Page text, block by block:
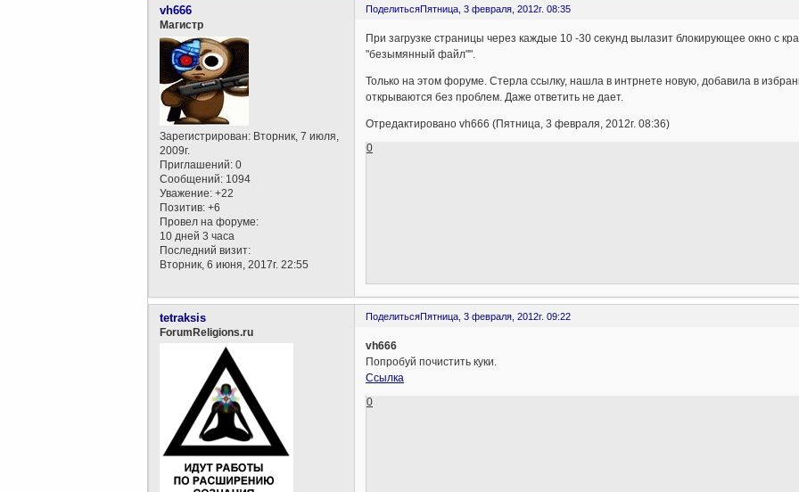
ПоделитьсяПятница, 3 февраля, 2012г. 08:35
vh666
Магистр
Зарегистрирован: Вторник, 7 июля,
2009г.
Приглашений: 0
Сообщений: 1094
Уважение: +22
Позитив: +6
Провел на форуме:
10 дней 3 часа
Последний визит:
Вторник, 6 июня, 2017г. 22:55
При загрузке страницы через каждые 10 -30 секунд вылазит блокирующее окно с
"безымянный файл"".
Только на этом форуме. Стерла ссылку, нашла в интрнете новую, добавила в
открываются без проблем. Даже ответить не дает.
Отредактировано vh666 (Пятница, 3 февраля, 2012г. 08:36)
0
ПоделитьсяПятница, 3 февраля, 2012г. 09:22
tetraksis
ForumReligions.ru
vh666
Попробуй почистить куки.
Ссылка
0